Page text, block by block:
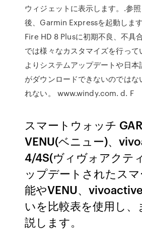
ウィジェットに表示します。.参
後、Garmin Expressを起動しま
Fire HD 8 Plusに初期不良、不具
では様々なカスタマイズを行って
よりシステムアップデートや日
がダウンロードできないのではな
れない。 www.windy.com. d. F
スマートウォッチ
VENU(ベニュー)、
4/4S(ヴィヴォアクテ
ップデートされたス
能やVENU、
いを比較表を使用し
説します。